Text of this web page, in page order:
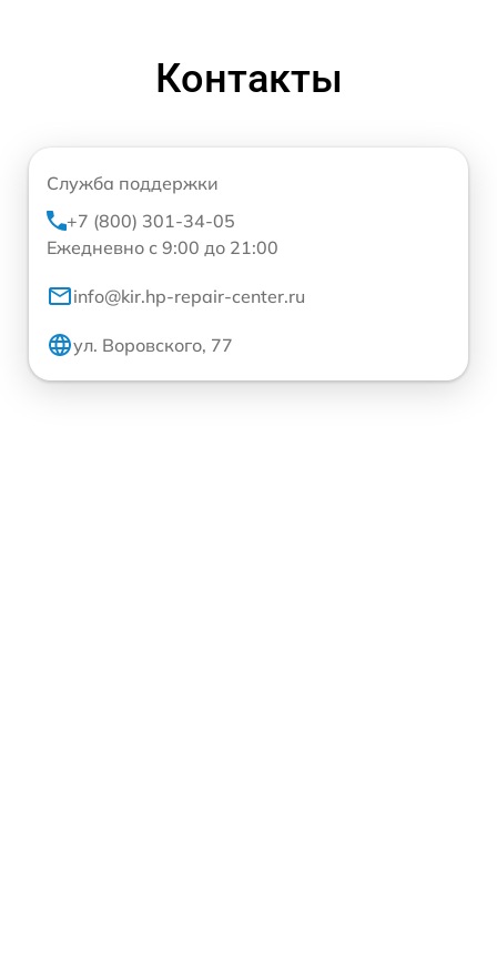
Контакты
Служба поддержки
+7 (800) 301-34-05
Ежедневно с 9:00 до 21:00
info@kir.hp-repair-center.ru
ул. Воровского, 77